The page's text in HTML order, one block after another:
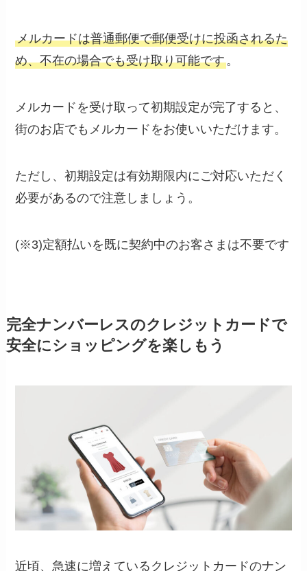
メルカードは普通郵便で郵便受けに投函されるた
め、不在の場合でも受け取り可能です。
メルカードを受け取って初期設定が完了すると、
街のお店でもメルカードをお使いいただけます。
ただし、初期設定は有効期限内にご対応いただく
必要があるので注意しましょう。
(※3)定額払いを既に契約中のお客さまは不要です
完全ナンバーレスのクレジットカードで
安全にショッピングを楽しもう
近頃、急速に増えているクレジットカードのナン